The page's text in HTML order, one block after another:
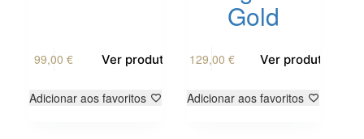
99,00€ Ver produto
Adicionar aos favoritos
Gold
129,00 € Ver produto
Adicionar aos favoritos